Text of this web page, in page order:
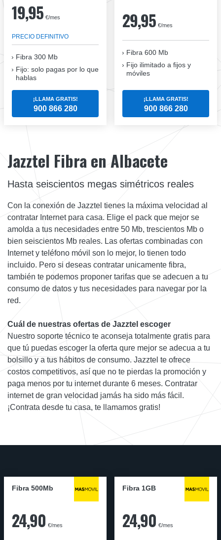
19,95 €/mes
PRECIO DEFINITIVO
Fibra 300 Mb
Fijo: solo pagas por lo que
hablas
¡LLAMA GRATIS!
900 866 280
29,95 €/mes
Fibra 600 Mb
Fijo ilimitado a fijos y
móviles
¡LLAMA GRATIS!
900 866 280
Jazztel Fibra en Albacete
Hasta seiscientos megas simétricos reales
Con la conexión de Jazztel tienes la máxima velocidad al
contratar Internet para casa. Elige el pack que mejor se
amolda a tus necesidades entre 50 Mb, trescientos Mb o
bien seiscientos Mb reales. Las ofertas combinadas con
Internet y teléfono móvil son lo mejor, lo tienen todo
incluido. Pero si deseas contratar unicamente fibra,
también te podemos proponer tarifas que se adecuen a tu
consumo de datos y tus necesidades para navegar por la
red.
Cuál de nuestras ofertas de Jazztel escoger
Nuestro soporte técnico te aconseja totalmente gratis para
que tú puedas escoger la oferta qure mejor se adecua a tu
bolsillo y a tus hábitos de consumo. Jazztel te ofrece
costos competitivos, así que no te pierdas la promoción y
paga menos por tu internet durante 6 meses. Contratar
internet de gran velocidad jamás ha sido más fácil.
¡Contrata desde tu casa, te llamamos gratis!
Fibra 500Mb
24,90 €/mes
Fibra 1GB
24,90 €/mes